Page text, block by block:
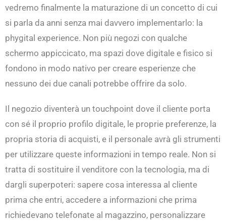
vedremo finalmente la maturazione di un concetto di cui
si parla da anni senza mai davvero implementarlo: la
phygital experience. Non più negozi con qualche
schermo appiccicato, ma spazi dove digitale e fisico si
fondono in modo nativo per creare esperienze che
nessuno dei due canali potrebbe offrire da solo.
Il negozio diventerà un touchpoint dove il cliente porta
con sé il proprio profilo digitale, le proprie preferenze, la
propria storia di acquisti, e il personale avrà gli strumenti
per utilizzare queste informazioni in tempo reale. Non si
tratta di sostituire il venditore con la tecnologia, ma di
dargli superpoteri: sapere cosa interessa al cliente
prima che entri, accedere a informazioni che prima
richiedevano telefonate al magazzino, personalizzare